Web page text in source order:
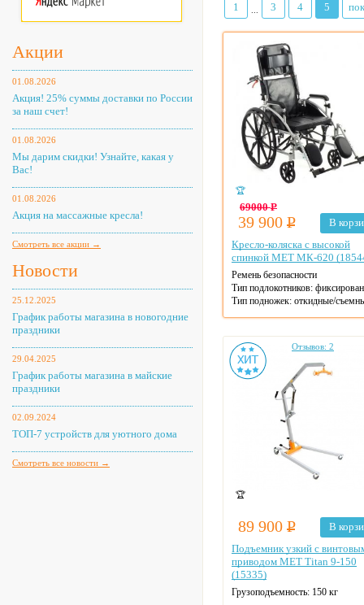
Акции
01.08.2026
Акция! 25% суммы доставки по России
за наш счет!
01.08.2026
Мы дарим скидки! Узнайте, какая у
Вас!
01.08.2026
Акция на массажные кресла!
Смотреть все акции →
Новости
25.12.2025
График работы магазина в новогодние
праздники
29.04.2025
График работы магазина в майские
праздники
02.09.2024
ТОП-7 устройств для уютного дома
Смотреть все новости →
1 3 4 5
🏆
69000Р
39 900 Р
В
Кресло-коляска с высокой
спинкой MET МК-620
Ремень безопасности
Тип подлокотников:
Тип подножек: откидные/
Материал рамы: сталь
Тип колес: литые
Ручки для толкания
Цвет: черный
Цвет рамы: хром
Отзывов: 2
🏆
89 900 Р
В
Подъемник узкий с
приводом MET Titan 9-150
(15335)
Грузоподъемность: 150 кг